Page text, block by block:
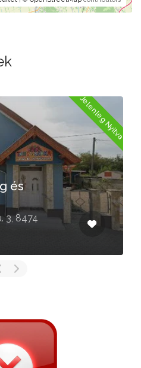
Jelenleg Nyitva
és
3, 8474